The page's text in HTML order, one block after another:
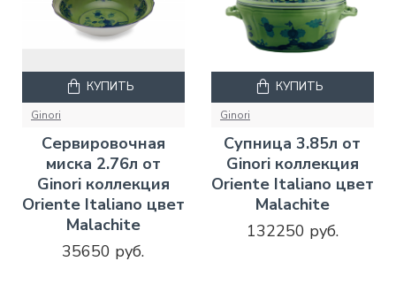
Ginori
Сервировочная
миска 2.76л от
Ginori коллекция
Oriente Italiano цвет
Malachite
35650 руб.
КУПИТЬ
Ginori
Супница 3.85л от
Ginori коллекция
Oriente Italiano цвет
Malachite
132250 руб.
КУПИТЬ